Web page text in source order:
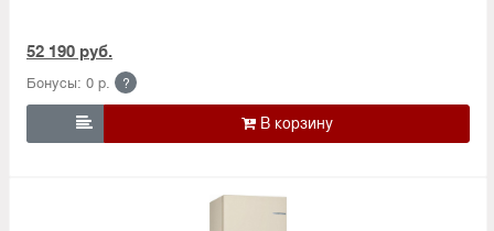
52 190 руб.
Бонусы: 0 р. ?
